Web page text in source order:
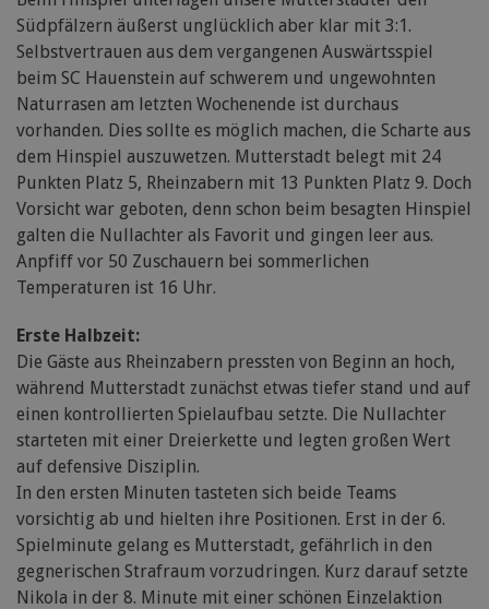
Südpfälzern äußerst unglücklich aber klar mit 3:1.
Selbstvertrauen aus dem vergangenen Auswärtsspiel
beim SC Hauenstein auf schwerem und ungewohnten
Naturrasen am letzten Wochenende ist durchaus
vorhanden. Dies sollte es möglich machen, die Scharte aus
dem Hinspiel auszuwetzen. Mutterstadt belegt mit 24
Punkten Platz 5, Rheinzabern mit 13 Punkten Platz 9. Doch
Vorsicht war geboten, denn schon beim besagten Hinspiel
galten die Nullachter als Favorit und gingen leer aus.
Anpfiff vor 50 Zuschauern bei sommerlichen
Temperaturen ist 16 Uhr.
Erste Halbzeit:
Die Gäste aus Rheinzabern pressten von Beginn an hoch,
während Mutterstadt zunächst etwas tiefer stand und auf
einen kontrollierten Spielaufbau setzte. Die Nullachter
starteten mit einer Dreierkette und legten großen Wert
auf defensive Disziplin.
In den ersten Minuten tasteten sich beide Teams
vorsichtig ab und hielten ihre Positionen. Erst in der 6.
Spielminute gelang es Mutterstadt, gefährlich in den
gegnerischen Strafraum vorzudringen. Kurz darauf setzte
Nikola in der 8. Minute mit einer schönen Einzelaktion